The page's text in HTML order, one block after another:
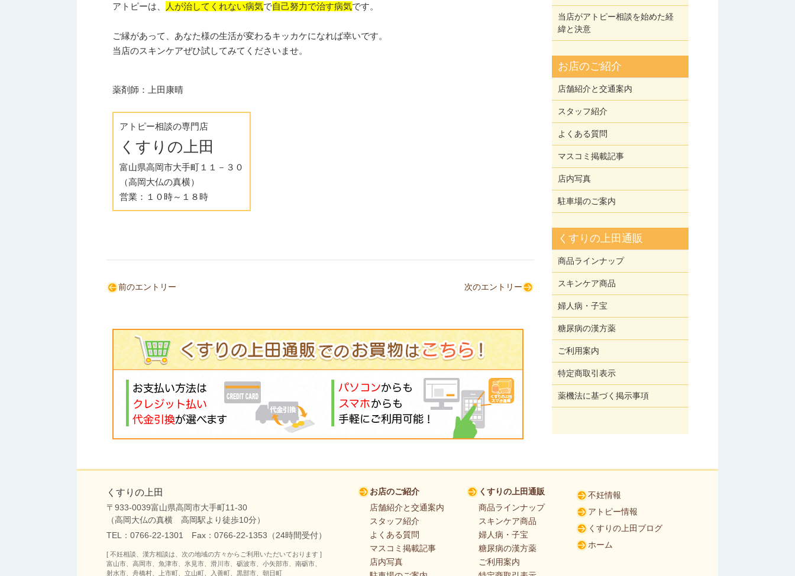
アトピーは、 人が治してくれない病気で自己努力で治す病気です。
ご縁があって、あなた様の生活が変わるキッカケになれば幸いです。
当店のスキンケアぜひ試してみてくださいませ。
薬剤師：上田康晴
アトピー相談の専門店
くすりの上田
富山県高岡市大手町１１－３０
（高岡大仏の真横）
営業：１０時～１８時
前のエントリー 次のエントリー
当店がアトピー相談を始めた経
緯と決意
お店のご紹介
店舗紹介と交通案内
スタッフ紹介
よくある質問
マスコミ掲載記事
店内写真
駐車場のご案内
くすりの上田通販
商品ラインナップ
スキンケア商品
婦人病・子宝
糖尿病の漢方薬
ご利用案内
特定商取引表示
薬機法に基づく掲示事項
くすりの上田
〒933-0039富山県高岡市大手町11-30
（高岡大仏の真横 高岡駅より徒歩10分）
TEL： 0766-22-1301 Fax：0766-22-1353（24時間受付）
[ 不妊相談、漢方相談は、次の地域の方々からご利用いただいております ]
富山市、高岡市、魚津市、氷見市、滑川市、砺波市、小矢部市、南砺市、
射水市、舟橋村、上市町、立山町、入善町、黒部市、朝日町
お店のご紹介
店舗紹介と交通案内
スタッフ紹介
よくある質問
マスコミ掲載記事
店内写真
くすりの上田通販
商品ラインナップ
スキンケア商品
婦人病・子宝
糖尿病の漢方薬
ご利用案内
不妊情報
アトピー情報
くすりの上田ブログ
ホーム